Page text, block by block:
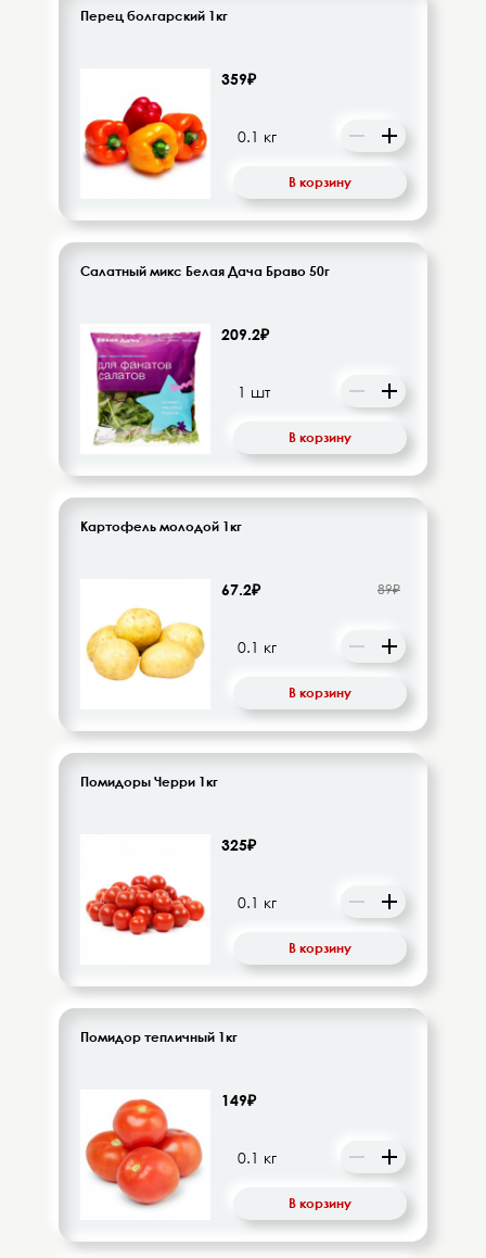
Перец болгарский 1кг
359₽
В корзину
Салатный микс Белая Дача Браво 50г
209.2₽
В корзину
Картофель молодой 1кг
67.2₽ 89₽
В корзину
Помидоры Черри 1кг
325₽
В корзину
Помидор тепличный 1кг
149₽
В корзину